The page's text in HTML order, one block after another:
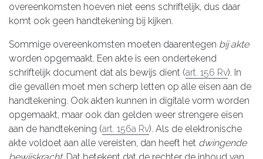
overeenkomsten hoeven niet eens schriftelijk, dus daar
komt ook geen handtekening bij kijken.
Sommige overeenkomsten moeten daarentegen bij akte
worden opgemaakt. Een akte is een ondertekend
schriftelijk document dat als bewijs dient (art. 156 Rv). In
die gevallen moet men scherp letten op alle eisen aan de
handtekening. Ook akten kunnen in digitale vorm worden
opgemaakt, maar ook dan gelden weer strengere eisen
aan de handtekening (art. 156a Rv). Als de elektronische
akte voldoet aan alle vereisten, dan heeft het dwingende
bewijskracht. Dat betekent dat de rechter de inhoud van